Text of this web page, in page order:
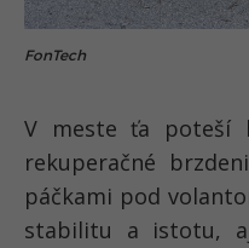
FonTech
V meste ťa poteší
rekuperačné
páčkami pod
stabilitu a istotu,